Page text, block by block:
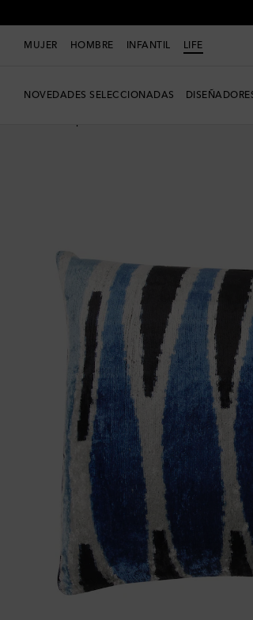
MUJER HOMBRE INFANTIL LIFE
NOVEDADES SELECCIONADAS